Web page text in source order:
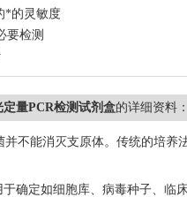
*的灵敏度
要检测
量PCR检测试剂盒的详细资料：
并不能消灭支原体。传统的培养
确定如细胞库、病毒种子、临